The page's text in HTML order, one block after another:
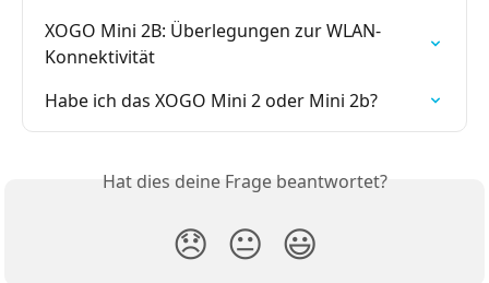
XOGO Mini 2B: Überlegungen zur WLAN-
Konnektivität
Habe ich das XOGO Mini 2 oder Mini 2b?
Hat dies deine Frage beantwortet?
😞 😐 😃